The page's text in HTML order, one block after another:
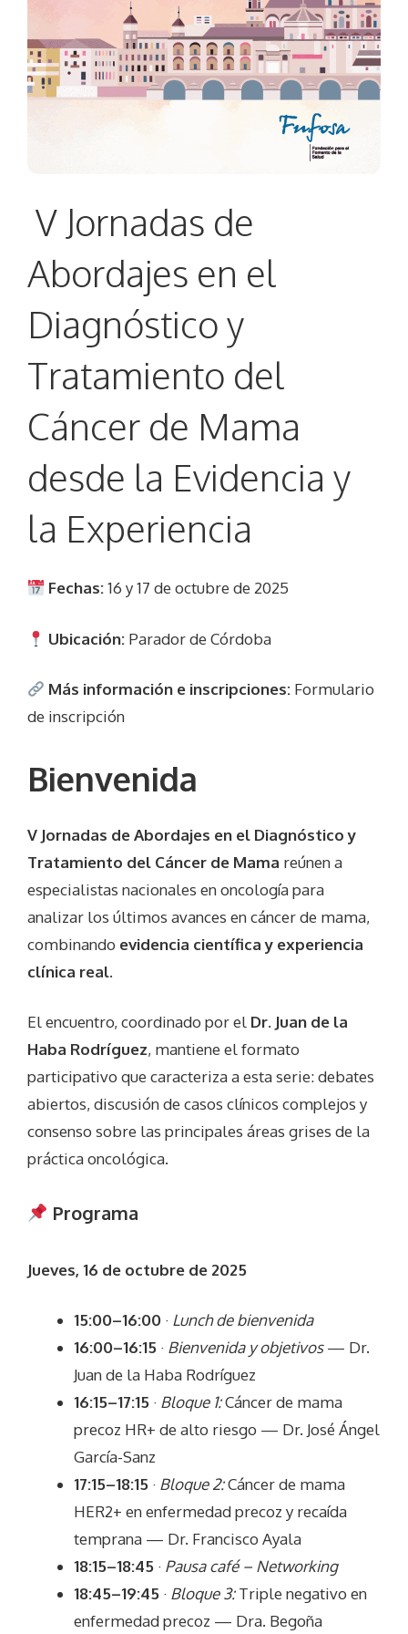
V Jornadas de
Abordajes en el
Diagnóstico y
Tratamiento del
Cáncer de Mama
desde la Evidencia y
la Experiencia
Fechas:16 y 17 de octubre de 2025
Ubicación: Parador de Córdoba
Más información e inscripciones: Formulario
de inscripción
Bienvenida
V Jornadas de Abordajes en el Diagnóstico y
Tratamiento del Cáncer de Mama reúnen a
especialistas nacionales en oncología para
analizar los últimos avances en cáncer de mama,
combinando evidencia científica y experiencia
clínica real.
El encuentro, coordinado por el Dr. Juan de la
Haba Rodríguez, mantiene el formato
participativo que caracteriza a esta serie: debates
abiertos, discusión de casos clínicos complejos y
consenso sobre las principales áreas grises de la
práctica oncológica.
Programa
Jueves, 16 de octubre de 2025
15:00–16:00 · Lunch de bienvenida
16:00–16:15 · Bienvenida y objetivos— Dr.
Juan de la Haba Rodríguez
16:15–17:15 · Bloque 1:Cáncer de mama
precoz HR+ de alto riesgo — Dr. José Ángel
García-Sanz
17:15–18:15 · Bloque 2:Cáncer de mama
HER2+ en enfermedad precoz y recaída
temprana — Dr. Francisco Ayala
18:15–18:45 · Pausa café – Networking
18:45–19:45 · Bloque 3:Triple negativo en
enfermedad precoz — Dra. Begoña